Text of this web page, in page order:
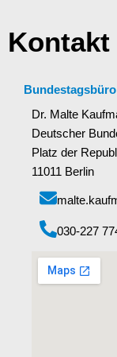
Kontakt
Bundestagsbüro
Dr. Malte
Deutscher
Platz der
11011 Berlin
‭030-227